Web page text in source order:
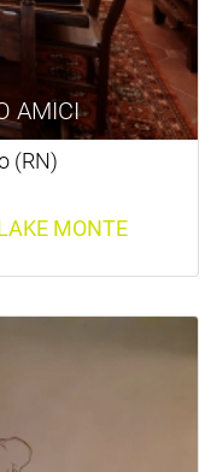
AMICI
(RN)
MONTE